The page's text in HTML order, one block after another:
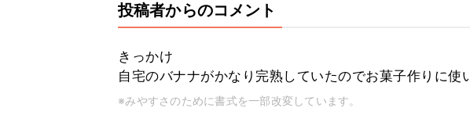
投稿者からのコメント
きっかけ
自宅のバナナがかなり完熟していたのでお菓子作りに使
※みやすさのために書式を一部改変しています。